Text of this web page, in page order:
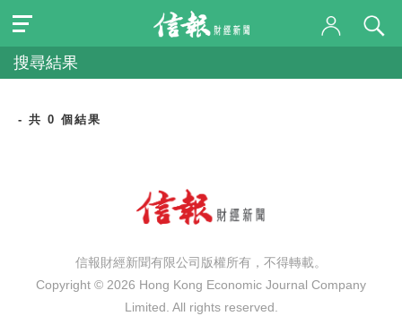
搜尋結果
- 共 0 個結果
信報財經新聞有限公司版權所有，不得轉載。
Copyright © 2026 Hong Kong Economic Journal Company
Limited. All rights reserved.